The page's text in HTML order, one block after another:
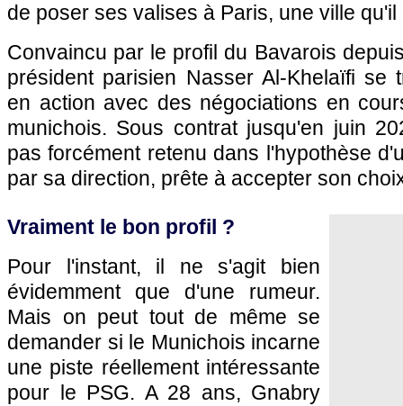
de poser ses valises à Paris, une ville
Convaincu par le profil du Bavarois
président parisien Nasser Al-Khelaïfi se
en action avec des négociations en
munichois. Sous contrat jusqu'en juin
pas forcément retenu dans l'hypothèse
par sa direction, prête à accepter son
Vraiment le bon profil ?
Pour l'instant, il ne s'agit bien
évidemment que d'une rumeur.
Mais on peut tout de même se
demander si le Munichois incarne
une piste réellement intéressante
pour le PSG. A 28 ans, Gnabry